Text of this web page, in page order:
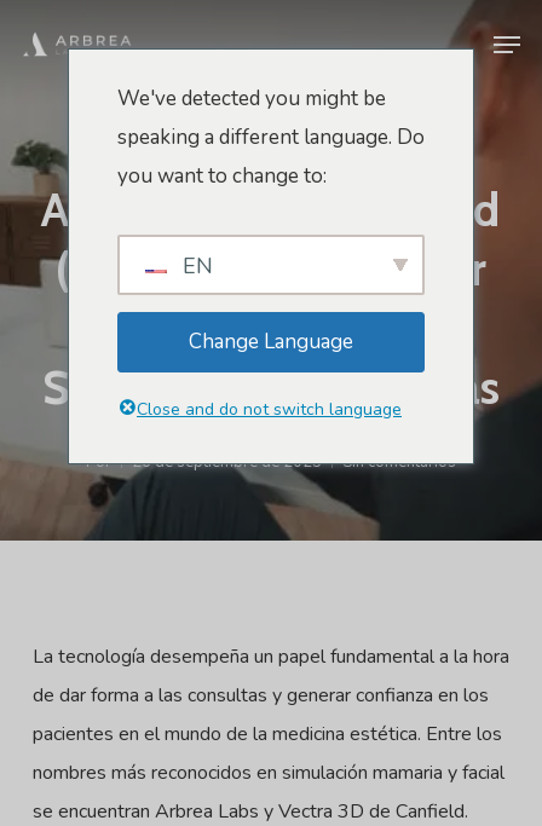
principal
Blog Arbrea
Arbrea Contra Canfield
(Vectra 3D): Redefinir
El Futuro De Las
Simulaciones Estéticas
Por 26 de septiembre de 2025 Sin comentarios
La tecnología desempeña un papel fundamental a la hora
de dar forma a las consultas y generar confianza en los
pacientes en el mundo de la medicina estética. Entre los
nombres más reconocidos en simulación mamaria y facial
se encuentran Arbrea Labs y Vectra 3D de Canfield.
We've detected you might be
speaking a different language. Do
you want to change to:
EN
Change Language
Close and do not switch language